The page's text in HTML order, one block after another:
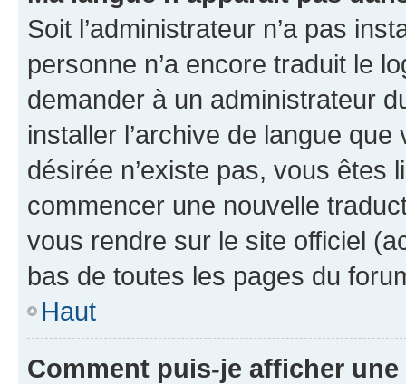
Soit l’administrateur n’a pas
personne n’a encore traduit le
demander à un administrateur
installer l’archive de langue
désirée n’existe pas, vous êtes
commencer une nouvelle
vous rendre sur le site officiel
bas de toutes les pages du
Haut
Comment puis-je afficher